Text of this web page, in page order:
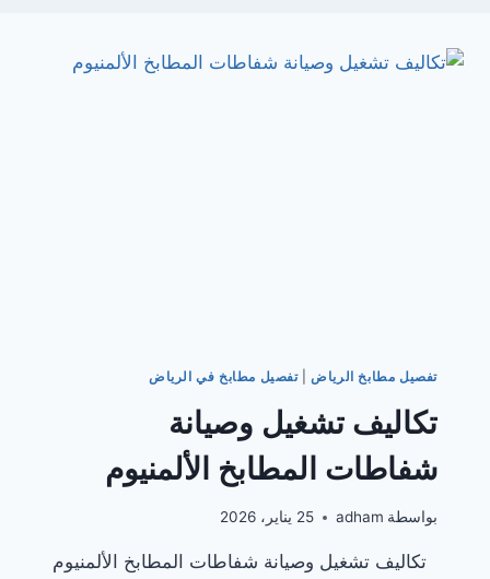
تفصيل مطابخ الرياض |تفصيل مطابخ في الرياض
تكاليف تشغيل وصيانة
شفاطات المطابخ الألمنيوم
بواسطة adham 25 يناير، 2026
تكاليف تشغيل وصيانة شفاطات المطابخ الألمنيوم